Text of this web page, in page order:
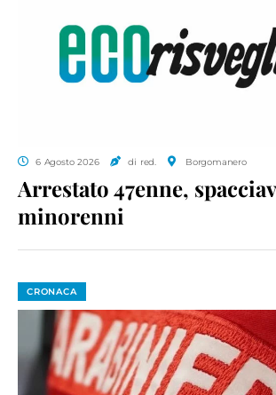
6 Agosto 2026 di red. Borgomanero
Arrestato 47enne,
minorenni
CRONACA